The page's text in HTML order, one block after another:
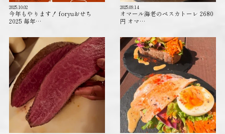
2025.10.02
今年もやります！ foryuおせち
2025 毎年…
2025.09.14
オマール海老のペスカトーレ 2680
円 オマ…